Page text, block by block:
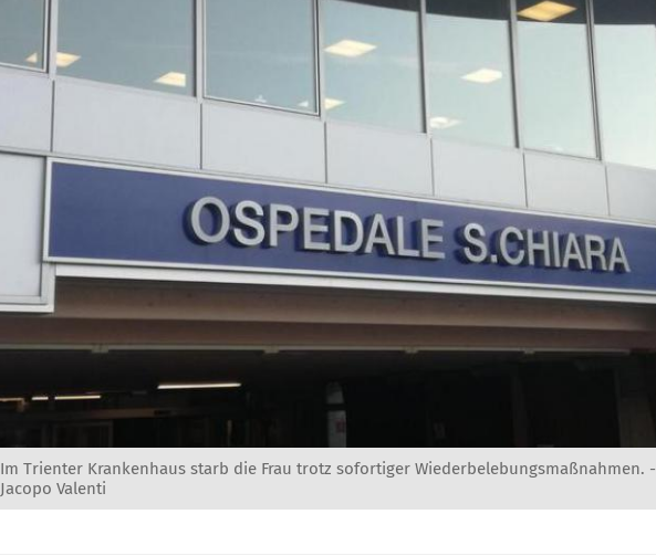
Im Trienter Krankenhaus starb die Frau trotz sofortiger Wiederbelebungsmaßnahmen. -
Jacopo Valenti